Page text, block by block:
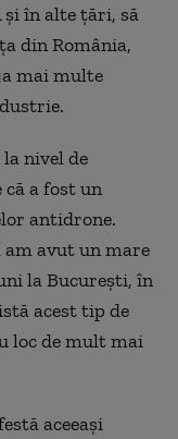
în alte țări, să
din România,
mai multe
nivel de
a fost un
antidrone.
am avut un mare
la București, în
acest tip de
loc de mult mai
aceeași